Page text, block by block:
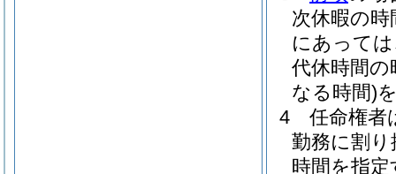
次休暇の
にあって
代休時間の
なる時間)
4
任命権者
勤務に割
時間を指